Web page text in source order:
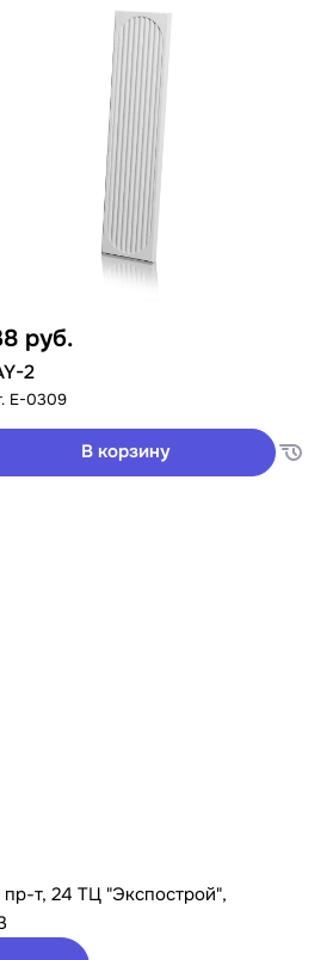
руб.
2
E-0309
В корзину
т, 24 ТЦ "Экспострой",